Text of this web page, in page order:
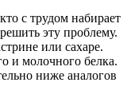
с трудом набирает
эту проблему.
или сахаре.
и молочного белка.
ниже аналогов